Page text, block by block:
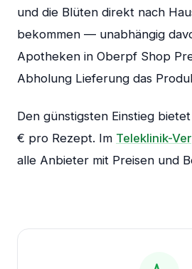
und die Blüten direkt nach
bekommen — unabhängig
Apotheken in Oberpf Shop
Abholung Lieferung das
Den günstigsten Einstieg bietet
€ pro Rezept. Im Teleklinik-
alle Anbieter mit Preisen und